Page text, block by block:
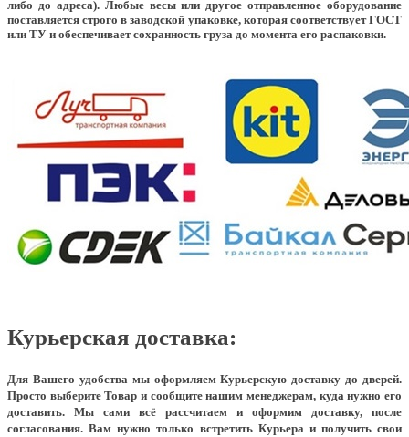
либо до адреса). Любые весы или другое отправленное оборудование
поставляется строго в заводской упаковке, которая соответствует ГОСТ
или ТУ и обеспечивает сохранность груза до момента его распаковки.
Курьерская доставка:
Для Вашего удобства мы оформляем Курьерскую доставку до дверей.
Просто выберите Товар и сообщите нашим менеджерам, куда нужно его
доставить. Мы сами всё рассчитаем и оформим доставку, после
согласования. Вам нужно только встретить Курьера и получить свои